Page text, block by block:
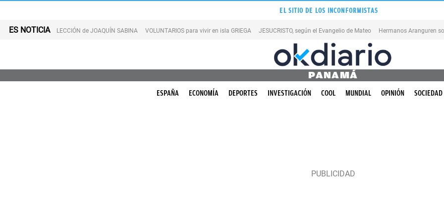
EL SITIO DE LOS INCONFORMISTAS
ES NOTICIA LECCIÓN de JOAQUÍN SABINA VOLUNTARIOS para vivir en isla GRIEGA JESUCRISTO, según el Evangelio de Mateo Hermanos Aranguren
PANAMÁ
ESPAÑA ECONOMÍA DEPORTES INVESTIGACIÓN COOL MUNDIAL OPINIÓN SOCIEDAD